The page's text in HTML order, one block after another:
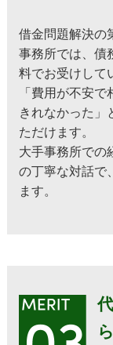
借金問題解決の
事務所では、債
料でお受けして
「費用が不安
きれなかった」
ただけます。
大手事務所での
の丁寧な対話で
ます。